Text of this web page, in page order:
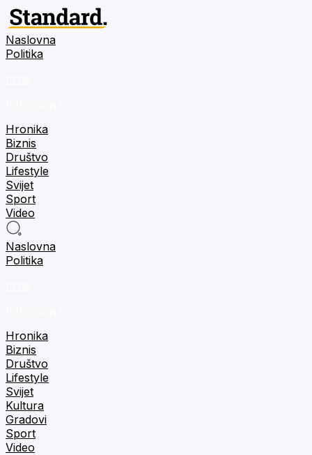
Naslovna
Politika
Hronika
Biznis
Društvo
Lifestyle
Svijet
Sport
Video
Naslovna
Politika
Hronika
Biznis
Društvo
Lifestyle
Svijet
Kultura
Gradovi
Sport
Video